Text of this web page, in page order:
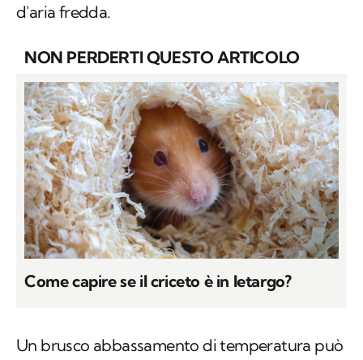
d'aria fredda.
NON PERDERTI QUESTO ARTICOLO
Come capire se il criceto è in letargo?
Un brusco abbassamento di temperatura può